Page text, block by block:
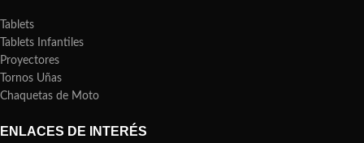
Tablets
Tablets Infantiles
Proyectores
Tornos Uñas
Chaquetas de Moto
ENLACES DE INTERÉS